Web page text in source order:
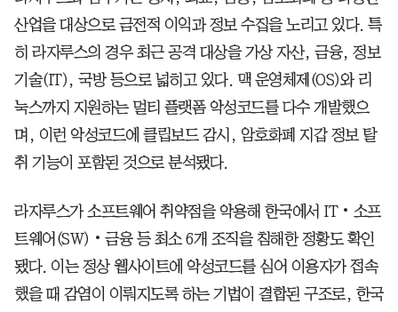
산업을 대상으로 금전적 이익과 정보 수집을 노리고 있다. 특
히 라자루스의 경우 최근 공격 대상을 가상 자산, 금융, 정보
기술(IT), 국방 등으로 넓히고 있다. 맥 운영체제(OS)와 리
눅스까지 지원하는 멀티 플랫폼 악성코드를 다수 개발했으
며, 이런 악성코드에 클립보드 감시, 암호화폐 지갑 정보 탈
취 기능이 포함된 것으로 분석됐다.
라자루스가 소프트웨어 취약점을 악용해 한국에서 IT‧소프
트웨어(SW)‧금융 등 최소 6개 조직을 침해한 정황도 확인
됐다. 이는 정상 웹사이트에 악성코드를 심어 이용자가 접속
했을 때 감염이 이뤄지도록 하는 기법이 결합된 구조로, 한국